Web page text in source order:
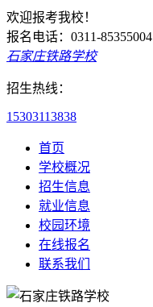
欢迎报考我校！
报名电话：0311-85355004
石家庄铁路学校
招生热线：
15303113838
首页
学校概况
招生信息
就业信息
校园环境
在线报名
联系我们